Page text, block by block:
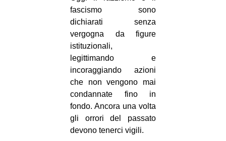
fascismo sono
dichiarati senza
vergogna da figure
istituzionali,
legittimando e
incoraggiando azioni
che non vengono mai
condannate fino in
fondo. Ancora una volta
gli orrori del passato
devono tenerci vigili.